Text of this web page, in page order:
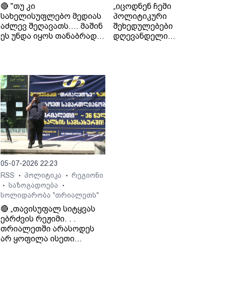
🔴 "თუ კი
სახელისუფლებო მედიას
აძლევ შეღავათს.... მაშინ
ეს უნდა იყოს თანაბრად
„იცოდნენ ჩემი
პოლიტიკური
შეხედულებები
დღევანდელი
05-07-2026 22:23
RSS
• პოლიტიკა • რეგიონი
• საზოგადოება •
სოლიდარობა "თრიალეთს"
🔴 „თავისუფალ სიტყვას
ებრძვის რეჟიმი. . .
თრიალეთში არასოდეს
არ ყოფილა ისეთი